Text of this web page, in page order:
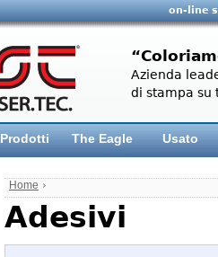
on-line
Azienda
di stampa su
Prodotti The Eagle Usato
Home ›
Adesivi